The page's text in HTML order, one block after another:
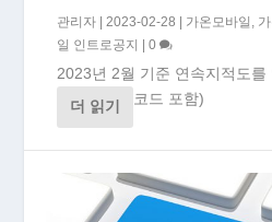
관리자 |2023-02-28 가온모바일 ,
일 인트로공지
|0
2023년 2월 기준 연속지적도
코드 포함)
더 읽기